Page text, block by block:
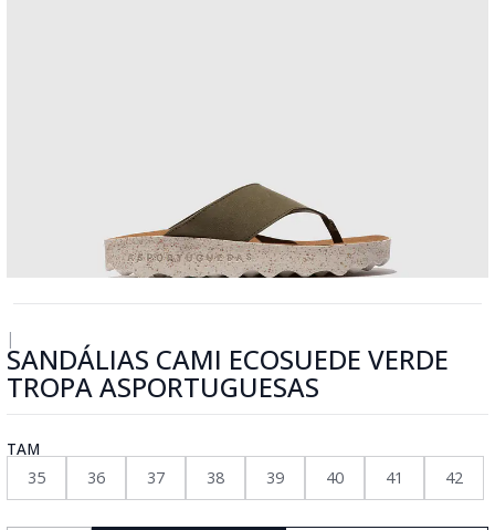
|
SANDÁLIAS CAMI ECOSUEDE VERDE
TROPA ASPORTUGUESAS
TAM
35
36 37 38 39 40 41 42